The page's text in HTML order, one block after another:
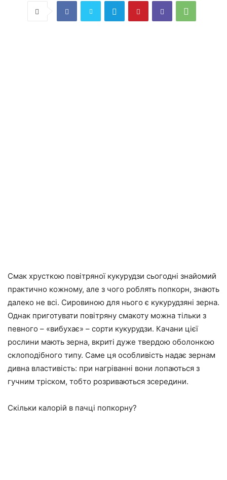
Смак хрусткою повітряної кукурудзи сьогодні знайомий
практично кожному, але з чого роблять попкорн, знають
далеко не всі. Сировиною для нього є кукурудзяні зерна.
Однак приготувати повітряну смакоту можна тільки з
певного – «вибухає» – сорти кукурудзи. Качани цієї
рослини мають зерна, вкриті дуже твердою оболонкою
склоподібного типу. Саме ця особливість надає зернам
дивна властивість: при нагріванні вони лопаються з
гучним тріском, тобто розриваються зсередини.
Скільки калорій в пачці попкорну?